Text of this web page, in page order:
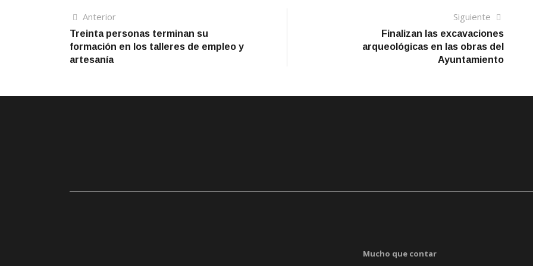
Navegación
de
entradas
AnteriorArtículo
anterior
Treinta personas terminan su
formación en los talleres de empleo y
artesanía
Siguiente
artículo
Finalizan las excavaciones
arqueológicas en las obras del
Ayuntamiento
Mucho que contar